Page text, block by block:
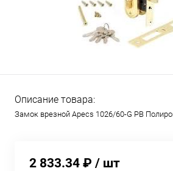
Описание товара:
Замок врезной Apecs 1026/60-G PB
2 833.34 ₽ / шт